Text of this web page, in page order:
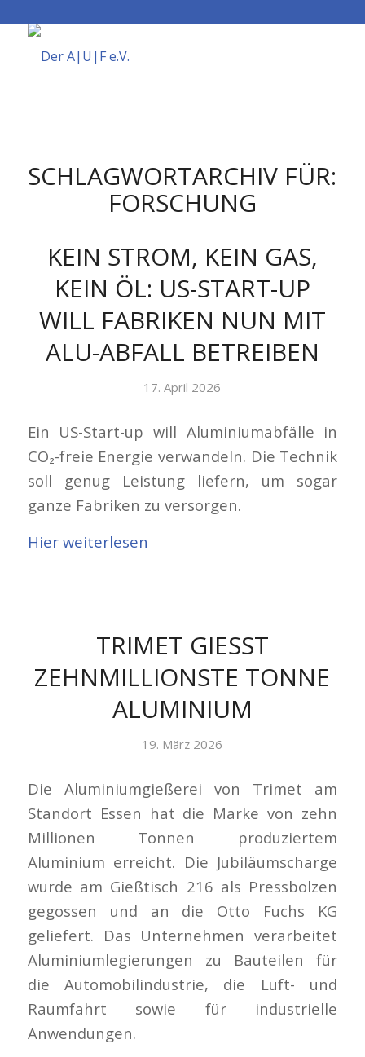
SCHLAGWORTARCHIV FÜR:
FORSCHUNG
KEIN STROM, KEIN GAS,
KEIN ÖL: US-START-UP
WILL FABRIKEN NUN MIT
ALU-ABFALL BETREIBEN
17. April 2026
Ein US-Start-up will Aluminiumabfälle in
CO₂-freie Energie verwandeln. Die Technik
soll genug Leistung liefern, um sogar
ganze Fabriken zu versorgen.
Hier weiterlesen
TRIMET GIESST Z
EHNMILLIONSTE TONNE A
LUMINIUM
19. März 2026
Die Aluminiumgießerei von Trimet am
Standort Essen hat die Marke von zehn
Millionen Tonnen produziertem
Aluminium erreicht. Die Jubiläumscharge
wurde am Gießtisch 216 als Pressbolzen
gegossen und an die Otto Fuchs KG
geliefert. Das Unternehmen verarbeitet
Aluminiumlegierungen zu Bauteilen für
die Automobilindustrie, die Luft- und
Raumfahrt sowie für industrielle
Anwendungen.